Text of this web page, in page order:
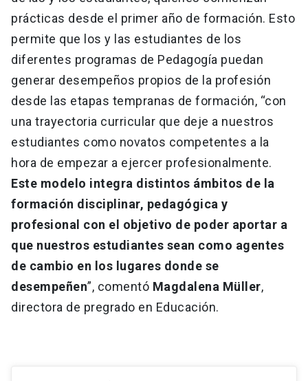
prácticas desde el primer año de formación. Esto
permite que los y las estudiantes de los
diferentes programas de Pedagogía puedan
generar desempeños propios de la profesión
desde las etapas tempranas de formación, “con
una trayectoria curricular que deje a nuestros
estudiantes como novatos competentes a la
hora de empezar a ejercer profesionalmente.
Este modelo integra distintos ámbitos de la
formación disciplinar, pedagógica y
profesional con el objetivo de poder aportar a
que nuestros estudiantes sean como agentes
de cambio en los lugares donde se
desempeñen”, comentó Magdalena Müller,
directora de pregrado en Educación.